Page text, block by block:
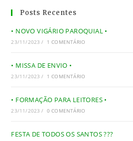
Posts Recentes
• NOVO VIGÁRIO PAROQUIAL •
23/11/2023 / 1 COMENTÁRIO
• MISSA DE ENVIO •
23/11/2023 / 1 COMENTÁRIO
• FORMAÇÃO PARA LEITORES •
23/11/2023 / 0 COMENTÁRIO
FESTA DE TODOS OS SANTOS ???